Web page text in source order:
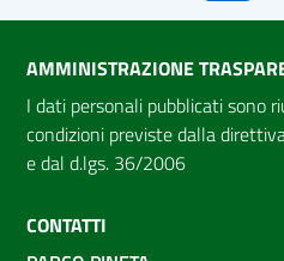
AMMINISTRAZIONE
I dati personali pubblicati sono
condizioni previste dalla
e dal d.lgs. 36/2006
CONTATTI